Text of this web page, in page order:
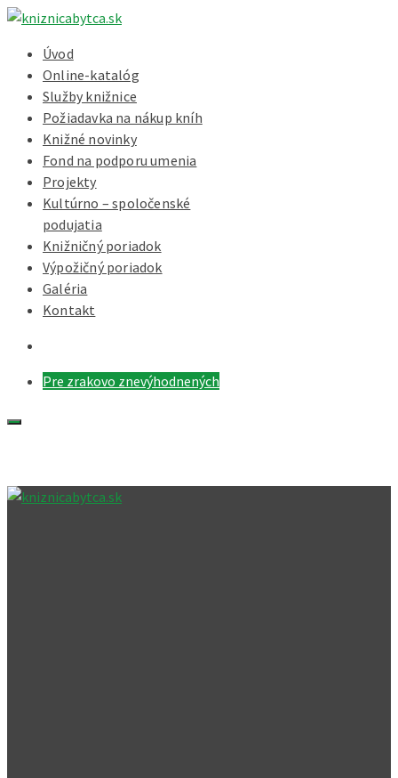
Úvod
Online-katalóg
Služby knižnice
Požiadavka na nákup kníh
Knižné novinky
Fond na podporu umenia
Projekty
Kultúrno – spoločenské
podujatia
Knižničný poriadok
Výpožičný poriadok
Galéria
Kontakt
Pre zrakovo znevýhodnených